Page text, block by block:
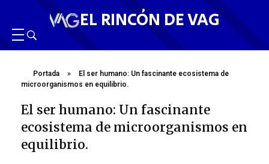
EL RINCÓN DE VAG
Portada »
El ser humano: Un fascinante ecosistema de
microorganismos en equilibrio.
El ser humano: Un fascinante
ecosistema de microorganismos en
equilibrio.